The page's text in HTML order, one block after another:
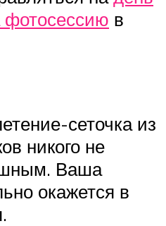
в
сеточка из
никого не
Ваша
окажется в